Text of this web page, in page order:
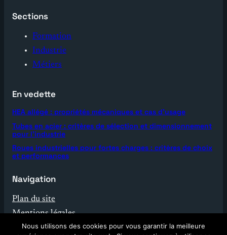
Sections
Formation
Industrie
Métiers
En vedette
HEA allégé : propriétés mécaniques et cas d’usage
Tubes en acier : critères de sélection et dimensionnement
pour l’industrie
Roues industrielles pour fortes charges : critères de choix
et performances
Navigation
Plan du site
Mentions légales
Contact
Nous utilisons des cookies pour vous garantir la meilleure